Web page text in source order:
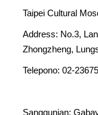
Taipei Cultural
Address: No.3,
Zhongzheng,
Telepono: 02-
Sanggunian: